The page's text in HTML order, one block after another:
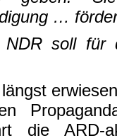
…
NDR soll
die ARD-